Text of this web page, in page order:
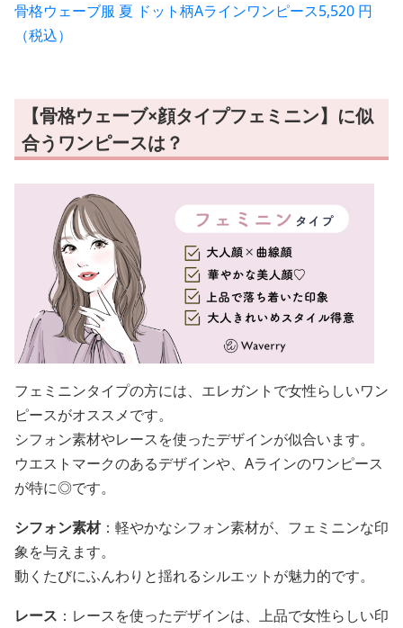
骨格ウェーブ服 夏 ドット柄Aラインワンピース5,520 円
（税込）
【骨格ウェーブ×顔タイプフェミニン】に似
合うワンピースは？
フェミニンタイプの方には、エレガントで女性らしいワン
ピースがオススメです。
シフォン素材やレースを使ったデザインが似合います。
ウエストマークのあるデザインや、Aラインのワンピース
が特に◎です。
シフォン素材：軽やかなシフォン素材が、フェミニンな印
象を与えます。
動くたびにふんわりと揺れるシルエットが魅力的です。
レース ：レースを使ったデザインは、上品で女性らしい印